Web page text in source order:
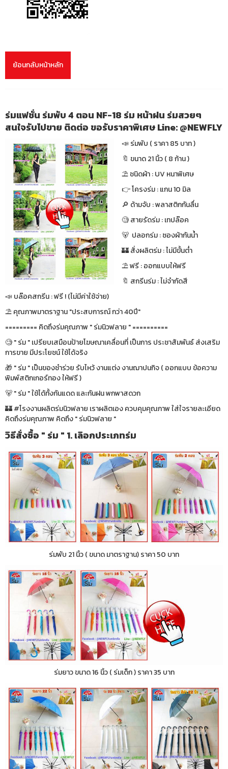
ย้อนกลับหน้าหลัก
ร่มแฟชั่น ร่มพับ 4 ตอน NF-18 ร่ม หน้าฝน ร่มสวยๆ
สนใจรับไปขาย ติดต่อ ขอรับราคาพิเศษ Line: @NEWFLY
📣 ร่มพับ ( ราคา 85 บาท )
🔖 ขนาด 21 นิ้ว ( 8 ก้าน )
⛱ ชนิดผ้า : UV หนาพิเศษ
👉 โครงร่ม : แกน 10 มิล
🔎 ด้ามจับ : พลาสติกกันลื่น
🧐 สายรัดร่ม : เทปล๊อค
🐻 ปลอกร่ม : ซองผ้ากันน้ำ
🏰 สั่งผลิตร่ม : ไม่มีขั้นต่ำ
⛱ ฟรี : ออกแบบให้ฟรี
🔖 สกรีนร่ม : ไม่จำกัดสี
📣 บล๊อคสกรีน : ฟรี ! (ไม่มีค่าใช้จ่าย)
⛱ คุณภาพมาตราฐาน "ประสบการณ์ กว่า 40ปี"
========= คิดถึงร่มคุณภาพ " ร่มนิวฟลาย " ==========
🧐 " ร่ม " เปรียบเสมือนป้ายโฆษณาเคลื่อนที่ เป็นการ ประชาสัมพันธ์ ส่งเสริม
การขาย มีประโยชน์ ใช้ได้จริง
🎁 " ร่ม " เป็นของชำร่วย รับไหว้ งานแต่ง งานฌาปนกิจ ( ออกแบบ ข้อความ
พิมพ์สติกเกอร์ทอง ให้ฟรี )
🐻 " ร่ม " ใช้ได้ทั้งกันแดด และกันฝน พกพาสดวก
🏰 #โรงงานผลิตร่มนิวฟลาย เราผลิตเอง ควบคุมคุณภาพ ใส่ใจรายละเอียด
คิดถึงร่มคุณภาพ คิดถึง " ร่มนิวฟลาย "
วิธีสั่งซื้อ " ร่ม " 1. เลิอกประเภทร่ม
ร่มพับ 21 นิ้ว ( ขนาด มาตราฐาน) ราคา 50 บาท
ร่มยาว ขนาด 16 นิ้ว ( ร่มเด็ก ) ราคา 35 บาท